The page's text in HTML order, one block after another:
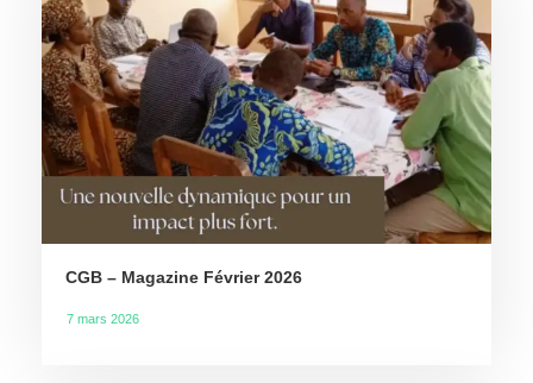
CGB – Magazine Février 2026
7 mars 2026